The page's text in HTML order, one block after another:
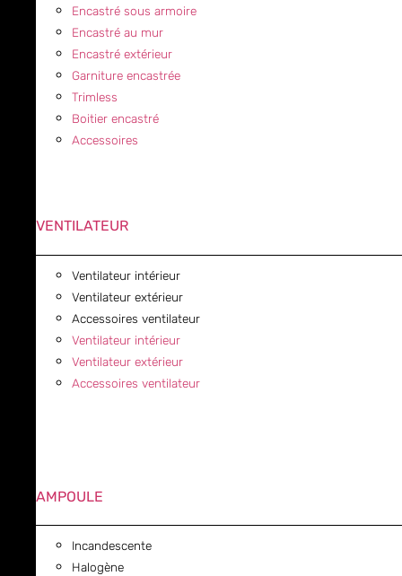
Encastré sous armoire
Encastré au mur
Encastré extérieur
Garniture encastrée
Trimless
Boitier encastré
Accessoires
VENTILATEUR
Ventilateur intérieur
Ventilateur extérieur
Accessoires ventilateur
Ventilateur intérieur
Ventilateur extérieur
Accessoires ventilateur
AMPOULE
Incandescente
Halogène